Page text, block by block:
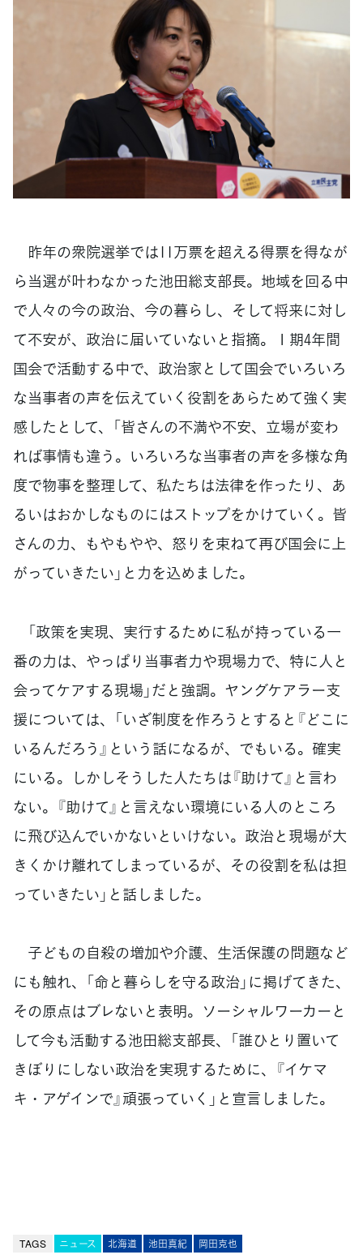
昨年の衆院選挙では11万票を超える得票を得なが
ら当選が叶わなかった池田総支部長。地域を回る中
で人々の今の政治、今の暮らし、そして将来に対し
て不安が、政治に届いていないと指摘。１期4年間
国会で活動する中で、政治家として国会でいろいろ
な当事者の声を伝えていく役割をあらためて強く実
感したとして、「皆さんの不満や不安、立場が変わ
れば事情も違う。いろいろな当事者の声を多様な角
度で物事を整理して、私たちは法律を作ったり、あ
るいはおかしなものにはストップをかけていく。皆
さんの力、もやもやや、怒りを束ねて再び国会に上
がっていきたい」と力を込めました。
「政策を実現、実行するために私が持っている一
番の力は、やっぱり当事者力や現場力で、特に人と
会ってケアする現場」だと強調。ヤングケアラー支
援については、「いざ制度を作ろうとすると『どこに
いるんだろう』という話になるが、でもいる。確実
にいる。しかしそうした人たちは『助けて』と言わ
ない。『助けて』と言えない環境にいる人のところ
に飛び込んでいかないといけない。政治と現場が大
きくかけ離れてしまっているが、その役割を私は担
っていきたい」と話しました。
子どもの自殺の増加や介護、生活保護の問題など
にも触れ、「命と暮らしを守る政治」に掲げてきた、
その原点はブレないと表明。ソーシャルワーカーと
して今も活動する池田総支部長、「誰ひとり置いて
きぼりにしない政治を実現するために、『イケマ
キ・アゲインで』頑張っていく」と宣言しました。
TAGS ニュース 北海道 池田真紀 岡田克也